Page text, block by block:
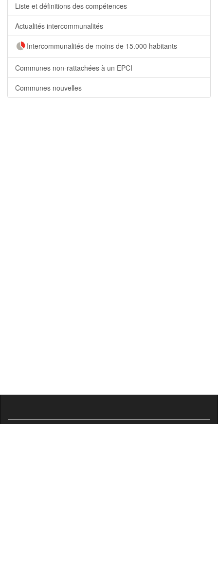
Liste et définitions des compétences
Actualités intercommunalités
Intercommunalités de moins de 15.000 habitants
Communes non-rattachées à un EPCI
Communes nouvelles